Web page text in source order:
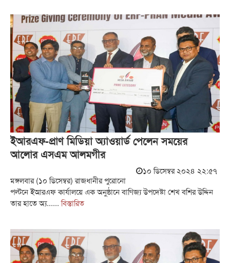
ইআরএফ-প্রাণ মিডিয়া অ্যাওয়ার্ড পেলেন সময়ের
আলোর এসএম আলমগীর
১০ ডিসেম্বর ২০২৪ ২২:৫৭
মঙ্গলবার (১০ ডিসেম্বর) রাজধানীর পুরোনো
পল্টনে ইআরএফ কার্যালয়ে এক অনুষ্ঠানে বাণিজ্য উপদেষ্টা শেখ বশির উদ্দিন
তার হাতে অ্য......বিস্তারিত